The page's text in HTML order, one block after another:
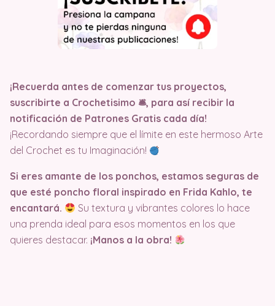
¡Recuerda antes de comenzar tus proyectos,
suscribirte a Crochetisimo 🛎, para así recibir la
notificación de Patrones Gratis cada día!
¡Recordando siempre que el límite en este hermoso Arte
del Crochet es tu Imaginación!
Si eres amante de los ponchos, estamos seguras de
que esté poncho floral inspirado en Frida Kahlo, te
encantará.
Su textura y vibrantes colores lo hace
una prenda ideal para esos momentos en los que
quieres destacar. ¡Manos a la obra!